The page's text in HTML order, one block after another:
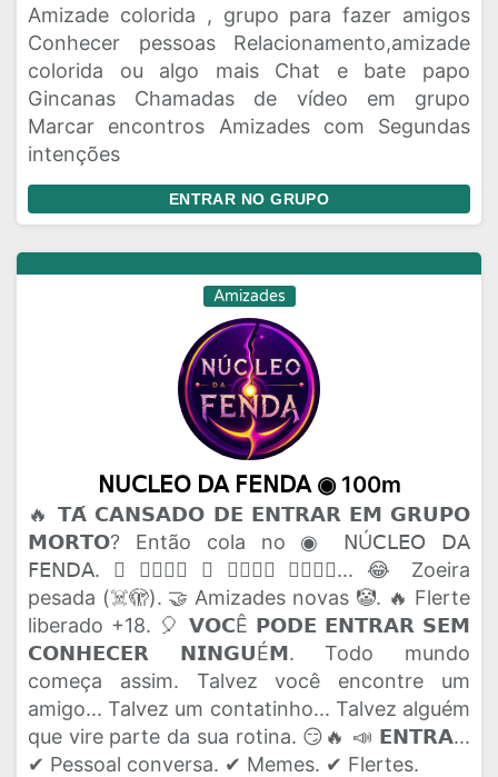
Amizade colorida , grupo para fazer amigos
Conhecer pessoas Relacionamento,amizade
colorida ou algo mais Chat e bate papo
Gincanas Chamadas de vídeo em grupo
Marcar encontros Amizades com Segundas
intenções
ENTRAR NO GRUPO
Amizades
𝖭𝖴𝖢𝖫𝖤𝖮 𝖣𝖠 𝖥𝖤𝖭𝖣𝖠 ◉ 100m
🔥 𝗧𝗔́ 𝗖𝗔𝗡𝗦𝗔𝗗𝗢 𝗗𝗘 𝗘𝗡𝗧𝗥𝗔𝗥 𝗘𝗠 𝗚𝗥𝗨𝗣𝗢
𝗠𝗢𝗥𝗧𝗢? Então cola no ◉ 𝖭Ú𝖢𝖫𝖤𝖮 𝖣𝖠
𝖥𝖤𝖭𝖣𝖠. 🫟 𝗔𝗤𝗨𝗜 𝗢 𝗣𝗔𝗣𝗢 𝗙𝗟𝗨𝗜... 😂 Zoeira
pesada (☠️🫣). 🤝 Amizades novas 🤡. 🔥 Flerte
liberado +18. 🎈 𝗩𝗢𝗖Ê 𝗣𝗢𝗗𝗘 𝗘𝗡𝗧𝗥𝗔𝗥 𝗦𝗘𝗠
𝗖𝗢𝗡𝗛𝗘𝗖𝗘𝗥 𝗡𝗜𝗡𝗚𝗨É𝗠. Todo mundo
começa assim. Talvez você encontre um
amigo... Talvez um contatinho... Talvez alguém
que vire parte da sua rotina. 😏🔥 📣 𝗘𝗡𝗧𝗥𝗔...
✔ Pessoal conversa. ✔ Memes. ✔ Flertes.